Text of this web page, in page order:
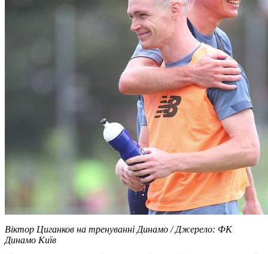
Віктор Циганков на тренуванні Динамо / Джерело: ФК
Динамо Київ